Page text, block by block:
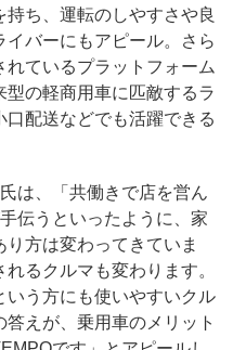
ち、運転のしやすさや良
バーにもアピール。さら
ているプラットフォーム
の軽商用車に匹敵するラ
配送などでも活躍できる
は、「共働きで店を営ん
伝うといったように、家
方は変わってきていま
るクルマも変わります。
いう方にも使いやすいクル
えが、乗用車のメリット